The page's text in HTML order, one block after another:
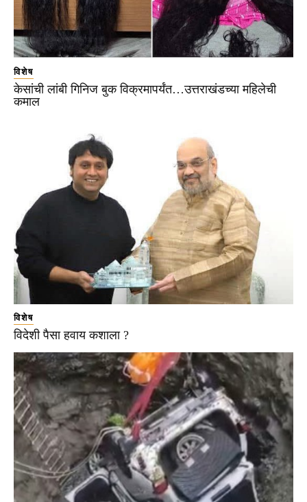
विशेष
केसांची लांबी गिनिज बुक विक्रमापर्यंत…उत्तराखंडच्या महिलेची
कमाल
विशेष
विदेशी पैसा हवाय कशाला ?